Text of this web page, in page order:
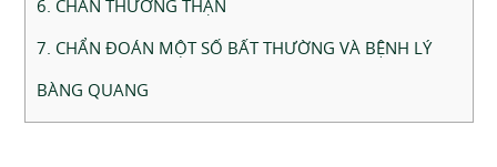
6. CHẤN THƯƠNG THẬN
7. CHẨN ĐOÁN MỘT SỐ BẤT THƯỜNG VÀ BỆNH LÝ
BÀNG QUANG